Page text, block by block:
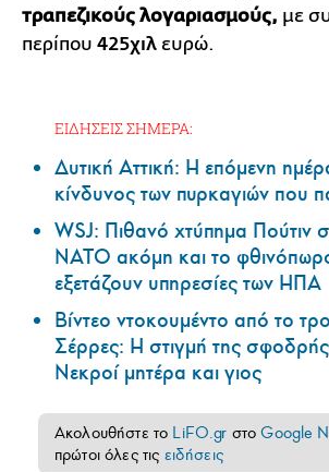
τραπεζικούς λογαριασμούς, με
περίπου 425χιλ ευρώ.
ΕΙΔΗΣΕΙΣ ΣΗΜΕΡΑ:
Δυτική Αττική: Η επόμενη
κίνδυνος των πυρκαγιών που
WSJ: Πιθανό χτύπημα Πούτιν
ΝΑΤΟ ακόμη και το
εξετάζουν υπηρεσίες των ΗΠΑ
Βίντεο ντοκουμέντο από το
Σέρρες: Η στιγμή της
Νεκροί μητέρα και γιος
Ακολουθήστε το LiFO.gr στοGoogle
πρώτοι όλες τις ειδήσεις